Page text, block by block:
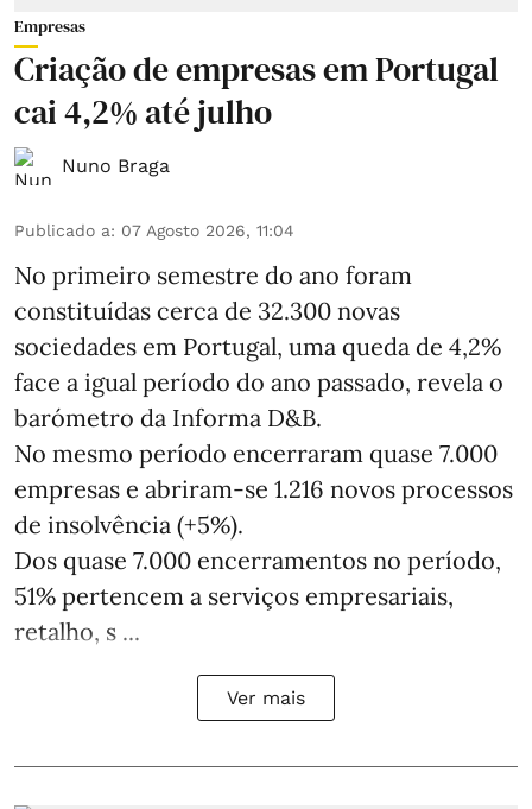
Empresas
Criação de empresas em Portugal
cai 4,2% até julho
Nuno Braga
Publicado a: 07 Agosto 2026, 11:04
No primeiro semestre do ano foram
constituídas cerca de 32.300 novas
sociedades em Portugal, uma queda de 4,2%
face a igual período do ano passado, revela o
barómetro da Informa D&B.
No mesmo período encerraram quase 7.000
empresas e abriram‑se 1.216 novos processos
de insolvência (+5%).
Dos quase 7.000 encerramentos no período,
51% pertencem a serviços empresariais,
retalho, s ...
Ver mais